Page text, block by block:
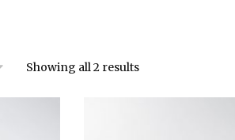
Showing all 2 results